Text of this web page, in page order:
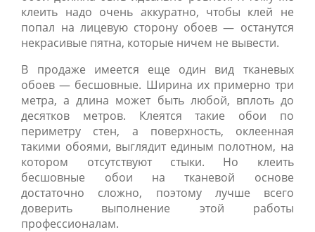
клеить надо очень аккуратно, чтобы клей не
попал на лицевую сторону обоев — останутся
некрасивые пятна, которые ничем не вывести.
В продаже имеется еще один вид тканевых
обоев — бесшовные. Ширина их примерно три
метра, а длина может быть любой, вплоть до
десятков метров. Клеятся такие обои по
периметру стен, а поверхность, оклеенная
такими обоями, выглядит единым полотном, на
котором отсутствуют стыки. Но клеить
бесшовные обои на тканевой основе
достаточно сложно, поэтому лучше всего
доверить выполнение этой работы
профессионалам.